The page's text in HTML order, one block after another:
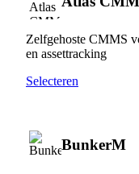
Zelfgehoste CMMS
en assettracking
Selecteren
BunkerM